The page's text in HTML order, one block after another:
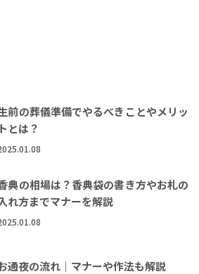
前の葬儀準備でやるべきことやメリッ
トとは？
典の相場は？香典袋の書き方やお札の
れ方までマナーを解説
通夜の流れ｜マナーや作法も解説